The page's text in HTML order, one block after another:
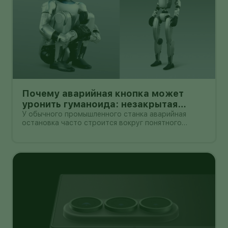
Почему аварийная кнопка может
уронить гуманоида: незакрытая
проблема безопасности Unitree G1
У обычного промышленного станка аварийная
остановка часто строится вокруг понятного